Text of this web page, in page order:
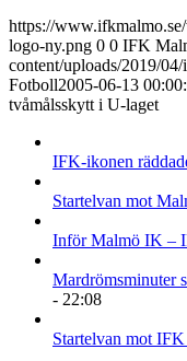
https://
logo-ny.png 0 0 IFK
content/uploads/2019/
Fotboll2005-06-13
tvåmålsskytt i U-laget
IFK-ikonen
Startelvan mot
Inför Malmö IK –
Mardrömsminuter
- 22:08
Startelvan mot